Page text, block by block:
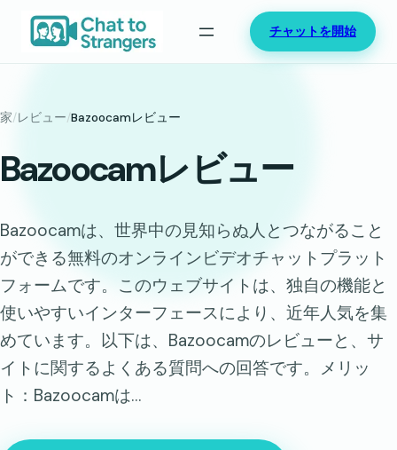
キ
プ
チャットを開始
家/レビュー/Bazoocamレビュー
Bazoocamレビュー
Bazoocamは、世界中の見知らぬ人とつながること
ができる無料のオンラインビデオチャットプラット
フォームです。このウェブサイトは、独自の機能と
使いやすいインターフェースにより、近年人気を集
めています。以下は、Bazoocamのレビューと、サ
イトに関するよくある質問への回答です。メリッ
ト：Bazoocamは…